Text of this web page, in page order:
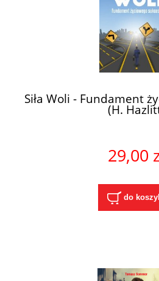
Siła Woli - Fundament
(H.
29,00
do